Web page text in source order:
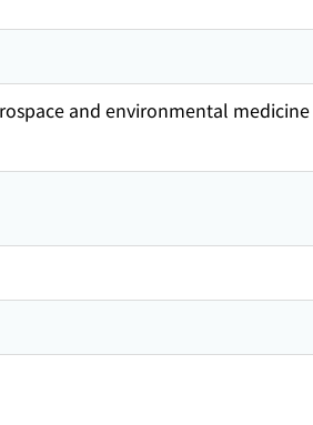
and environmental medicine